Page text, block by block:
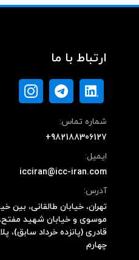
ارتباط با ما
شماره تماس:
+982188306127
ایمیل:
icciran@icc-iran.com
آدرس:
تهران، خیابان طالقانی، بین
موسوی و خیابان شهید
چهارم